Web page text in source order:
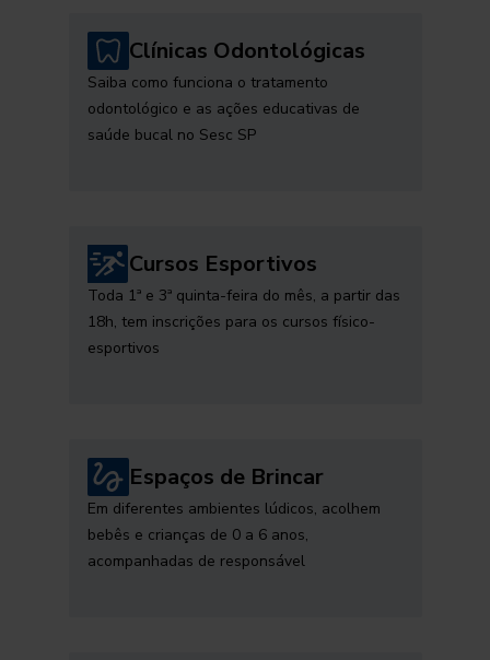
Clínicas Odontológicas
Saiba como funciona o tratamento
odontológico e as ações educativas de
saúde bucal no Sesc SP
Cursos Esportivos
Toda 1ª e 3ª quinta-feira do mês, a partir das
18h, tem inscrições para os cursos físico-
esportivos
Espaços de Brincar
Em diferentes ambientes lúdicos, acolhem
bebês e crianças de 0 a 6 anos,
acompanhadas de responsável